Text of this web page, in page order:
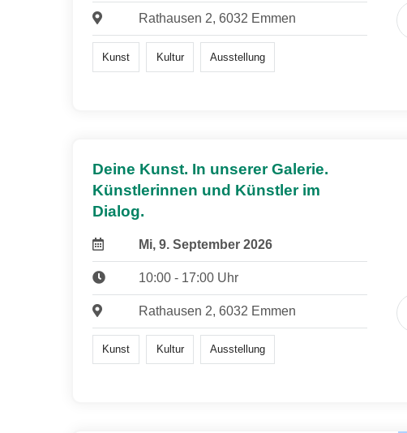
Rathausen 2, 6032 Emmen
Kunst Kultur Ausstellung
Deine Kunst. In unserer Galerie.
Künstlerinnen und Künstler im
Dialog.
Mi, 9. September 2026
10:00 - 17:00 Uhr
Rathausen 2, 6032 Emmen
Kunst Kultur Ausstellung